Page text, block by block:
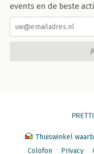
events en de beste
Thuiswinkel
Colofon
Privacy